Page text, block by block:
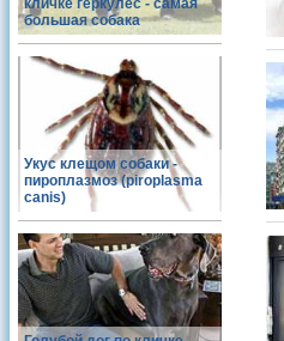
кличке геркулес - самая
большая собака
Укус клещом собаки -
пироплазмоз (piroplasma
canis)